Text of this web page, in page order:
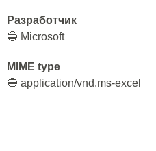
Разработчик
🔵 Microsoft
MIME type
🔵 application/vnd.ms-excel